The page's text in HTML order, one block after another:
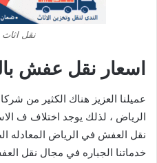
نقل اثاث
اسعار نقل عفش
عميلنا العزيز هناك الكثير من
الرياض ، لذلك يوجد اختلاف ف
نقل العفش في الرياض المعادله
خدماتنا الجباره في مجال نقل